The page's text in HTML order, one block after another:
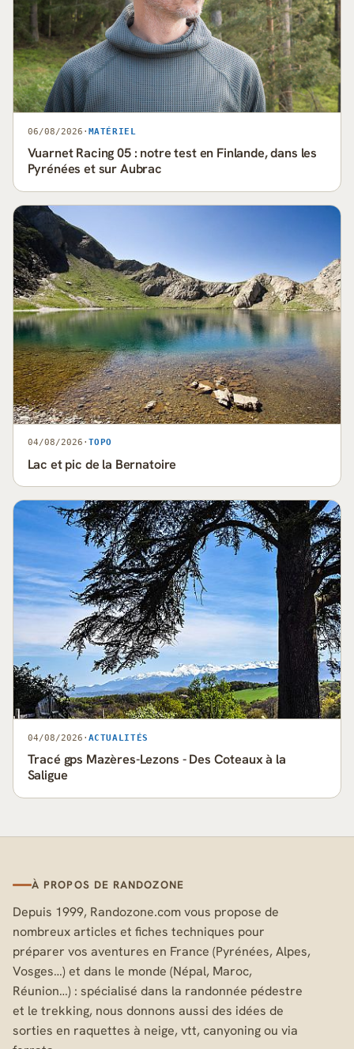
06/08/2026 · MATÉRIEL
Vuarnet Racing 05 : notre test en Finlande, dans les
Pyrénées et sur Aubrac
04/08/2026 · TOPO
Lac et pic de la Bernatoire
04/08/2026 · ACTUALITÉS
Tracé gps Mazères-Lezons - Des Coteaux à la
Saligue
À PROPOS DE RANDOZONE
Depuis 1999, Randozone.com vous propose de
nombreux articles et fiches techniques pour
préparer vos aventures en France (Pyrénées, Alpes,
Vosges…) et dans le monde (Népal, Maroc,
Réunion…) : spécialisé dans la randonnée pédestre
et le trekking, nous donnons aussi des idées de
sorties en raquettes à neige, vtt, canyoning ou via